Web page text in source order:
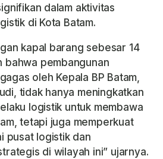
dalam aktivitas
di Kota Batam.
kapal barang sebesar 14
bahwa pembangunan
oleh Kepala BP Batam,
tidak hanya meningkatkan
logistik untuk membawa
tetapi juga memperkuat
pusat logistik dan
di wilayah ini” ujarnya.